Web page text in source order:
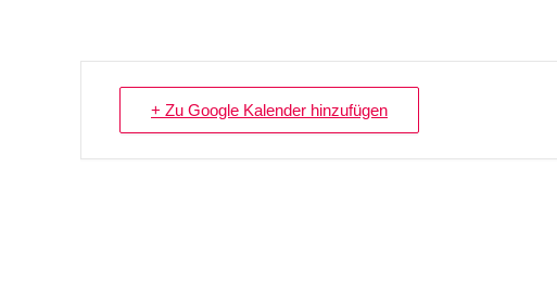
+ Zu Google Kalender hinzufügen